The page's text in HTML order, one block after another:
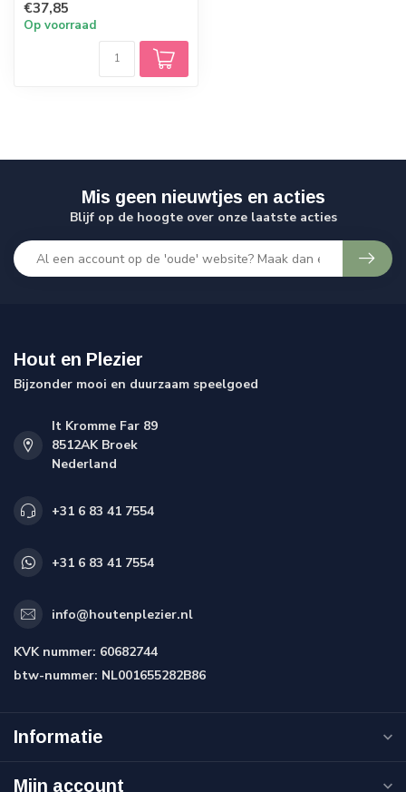
munt en...
€37,85
Op voorraad
Mis geen nieuwtjes en acties
Blijf op de hoogte over onze laatste acties
Hout en Plezier
Bijzonder mooi en duurzaam speelgoed
It Kromme Far 89
8512AK Broek
Nederland
+31 6 83 41 7554
+31 6 83 41 7554
info@houtenplezier.nl
KVK nummer: 60682744
btw-nummer: NL001655282B86
Informatie
Mijn account